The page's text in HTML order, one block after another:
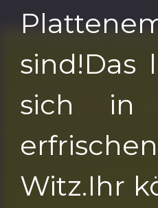
sind!Das
sich in
Witz.Ihr